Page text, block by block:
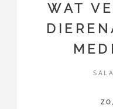
Boekhouding
WAT